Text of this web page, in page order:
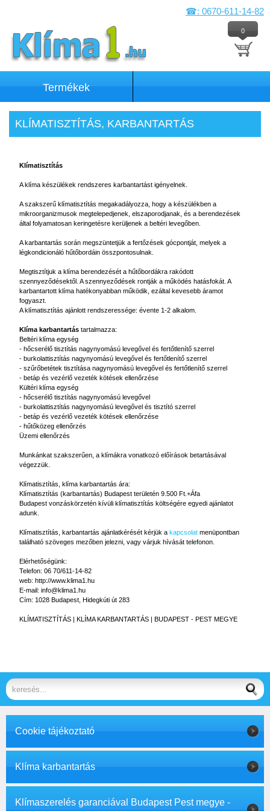
☎: 0670-611-14-82
0
Termékek
KLÍMATISZTÍTÁS, KARBANTARTÁS
Klímatisztítás
A klíma készülékek rendszeres karbantartást igényelnek.
A szakszerű klímatisztítás megakadályozza, hogy a készülékben a
mikroorganizmusok megtelepedjenek, elszaporodjanak, és a berendezések
által folyamatosan keringetésre kerüljenek a beltéri levegőben.
A karbantartás során megszüntetjük a fertőzések gócpontját, melyek a
légkondicionáló hűtőbordáin összpontosulnak.
Megtisztítjuk a klíma berendezését a hűtőbordákra rakódott
szennyeződésektől. A szennyeződések rontják a működés hatásfokát. A
karbantartott klíma hatékonyabban működik, ezáltal kevesebb áramot
fogyaszt.
A klímatisztítás ajánlott rendszeressége: évente 1-2 alkalom.
Klíma karbantartás tartalmazza:
Beltéri klíma egység
- hőcserélő tisztítás nagynyomású levegővel és fertőtlenítő szerrel
- burkolattisztítás nagynyomású levegővel és fertőtlenítő szerrel
- szűrőbetétek tisztítása nagynyomású levegővel és fertőtlenítő szerrel
- betáp és vezérlő vezeték kötések ellenőrzése
Kültéri klíma egység
- hőcserélő tisztítás nagynyomású levegővel
- burkolattisztítás nagynyomású levegővel és tisztító szerrel
- betáp és vezérlő vezeték kötések ellenőrzése
- hűtőközeg ellenőrzés
Üzemi ellenőrzés
Munkánkat szakszerűen, a klímákra vonatkozó előírások betartásával
végezzük.
Klímatisztítás, klíma karbantartás ára:
Klímatisztítás (karbantartás) Budapest területén 9.500 Ft.+Áfa
Budapest vonzáskörzetén kívüli klímatisztítás költségére egyedi ajánlatot
adunk.
Klímatisztítás, karbantartás ajánlatkérését kérjük a kapcsolat menüpontban
található szöveges mezőben jelezni, vagy várjuk hívását telefonon.
Elérhetőségünk:
Telefon: 06 70/611-14-82
web: http://www.klima1.hu
E-mail: info@klima1.hu
Cím: 1028 Budapest, Hidegkúti út 283
KLÍMATISZTÍTÁS | KLÍMA KARBANTARTÁS | BUDAPEST - PEST MEGYE
Cookie tájékoztató
Klíma karbantartás
Klímaszerelés garanciával Budapest Pest megye -